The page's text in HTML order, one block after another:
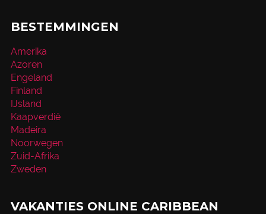
BESTEMMINGEN
Amerika
Azoren
Engeland
Finland
IJsland
Kaapverdië
Madeira
Noorwegen
Zuid-Afrika
Zweden
VAKANTIES ONLINE CARIBBEAN